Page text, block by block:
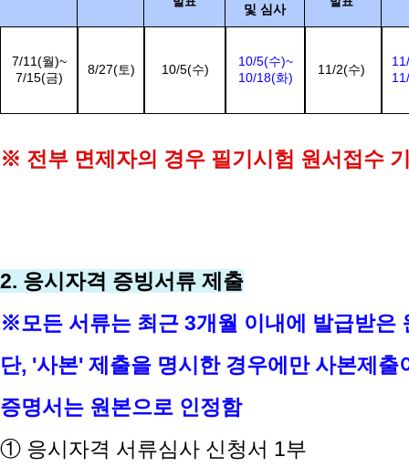
및 심사
7/11(월)~
7/15(금)
8/27(토) 10/5(수)
10/5(수)~
10/18(화)
11/2(수)
※ 전부 면제자의 경우 필기시험 원서접수
2. 응시자격 증빙서류 제출
※모든 서류는 최근 3개월 이내에 발급받은
단, '사본' 제출을 명시한 경우에만 사본제
증명서는 원본으로 인정함
① 응시자격 서류심사 신청서 1부